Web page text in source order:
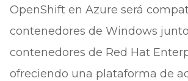
OpenShift en Azure será
contenedores de Windows
contenedores de Red Hat
ofreciendo una plataforma de